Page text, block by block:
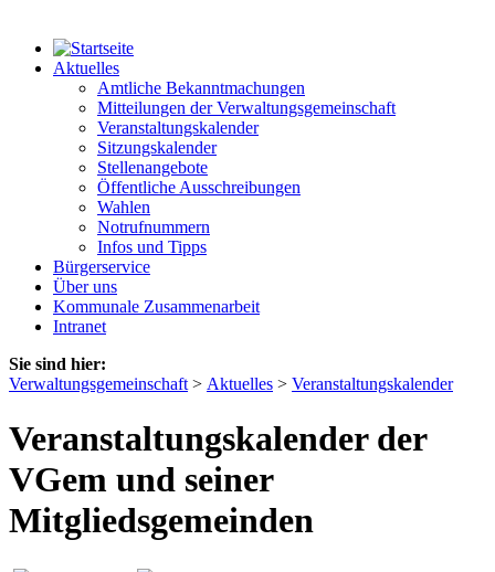
Aktuelles
Amtliche Bekanntmachungen
Mitteilungen der Verwaltungsgemeinschaft
Veranstaltungskalender
Sitzungskalender
Stellenangebote
Öffentliche Ausschreibungen
Wahlen
Notrufnummern
Infos und Tipps
Bürgerservice
Über uns
Kommunale Zusammenarbeit
Intranet
Sie sind hier:
Verwaltungsgemeinschaft > Aktuelles > Veranstaltungskalender
Veranstaltungskalender der
VGem und seiner
Mitgliedsgemeinden